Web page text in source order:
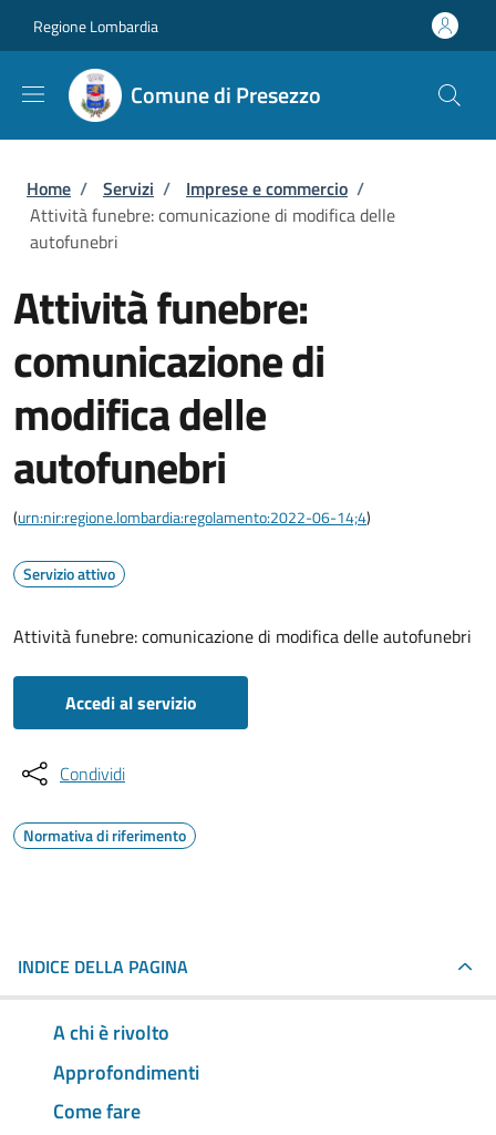
Regione Lombardia
Comune di Presezzo
Briciole di pane
Home / Servizi / Imprese e commercio /
Attività funebre: comunicazione di modifica delle
autofunebri
Attività funebre:
comunicazione di
modifica delle
autofunebri
(urn:nir:regione.lombardia:regolamento:2022-06-14;4)
Servizio attivo
Attività funebre: comunicazione di modifica delle autofunebri
Accedi al servizio
Condividi
Normativa di riferimento
INDICE DELLA PAGINA
A chi è rivolto
Approfondimenti
Come fare